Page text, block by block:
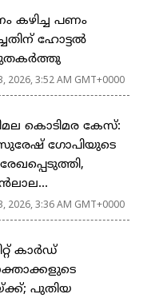
കഴിച്ച പണം
ഹോട്ടൽ
2026, 3:52 AM GMT+0000
കൊടിമര കേസ്:
ഗോപിയുടെ
2026, 3:36 AM GMT+0000
കാർഡ്
പുതിയ